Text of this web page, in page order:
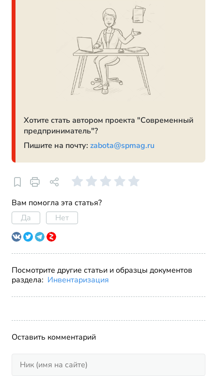
Хотите стать автором проекта "Современный
предприниматель"?
Пишите на почту: zabota@spmag.ru
Вам помогла эта статья?
Да
Нет
Посмотрите другие статьи и образцы документов
раздела: Инвентаризация
Оставить комментарий